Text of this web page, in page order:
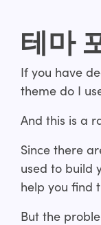
테마
If you have
theme do I
And this is a
Since there
used to build
help you find
But the